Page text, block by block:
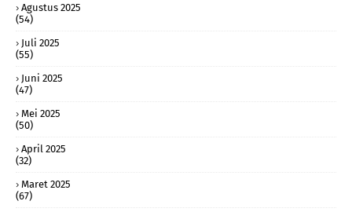
Agustus 2025
(54)
Juli 2025
(55)
Juni 2025
(47)
Mei 2025
(50)
April 2025
(32)
Maret 2025
(67)